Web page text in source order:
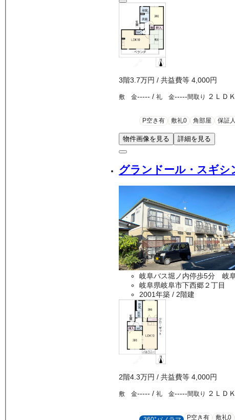
3階3.7万円 / 共益費等 4,000円
敷 金----- / 礼 金-----間取り ２ＬＤＫ
P空き有 敷礼0 角部屋 保証
物件画像を見る 詳細を見る
グランドール・スギシ
岐阜バス堀ノ内停歩5分 岐
岐阜県岐阜市下西郷２丁目
2001年築 / 2階建
2階4.3万円 / 共益費等 4,000円
敷 金----- / 礼 金-----間取り ２ＬＤＫ
P空き有 敷礼0